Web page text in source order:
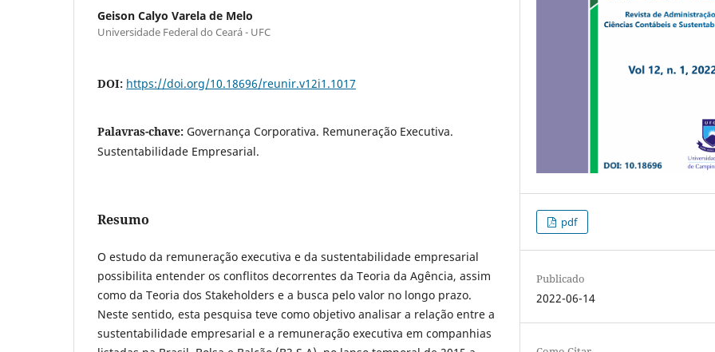
Geison Calyo Varela de Melo
Universidade Federal do Ceará - UFC
DOI: https://doi.org/10.18696/reunir.v12i1.1017
Palavras-chave: Governança Corporativa. Remuneração Executiva.
Sustentabilidade Empresarial.
Resumo
O estudo da remuneração executiva e da sustentabilidade empresarial
possibilita entender os conflitos decorrentes da Teoria da Agência, assim
como da Teoria dos Stakeholders e a busca pelo valor no longo prazo.
Neste sentido, esta pesquisa teve como objetivo analisar a relação entre a
sustentabilidade empresarial e a remuneração executiva em companhias
pdf
Publicado
2022-06-14